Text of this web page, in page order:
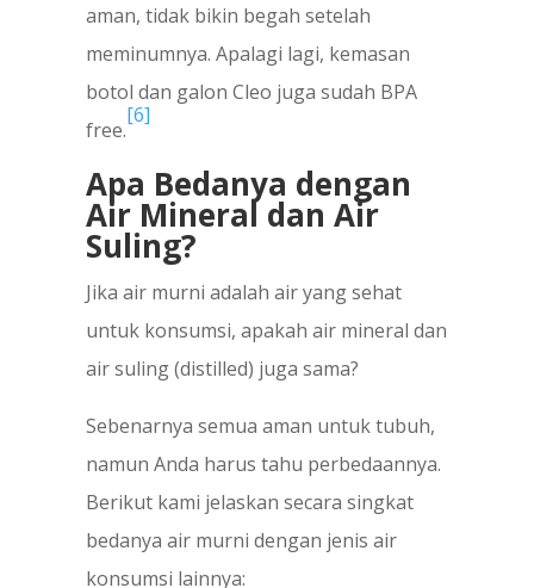
aman, tidak bikin begah setelah
meminumnya. Apalagi lagi, kemasan
botol dan galon Cleo juga sudah BPA
free.
[6]
Apa Bedanya dengan
Air Mineral dan Air
Suling?
Jika air murni adalah air yang sehat
untuk konsumsi, apakah air mineral dan
air suling (distilled) juga sama?
Sebenarnya semua aman untuk tubuh,
namun Anda harus tahu perbedaannya.
Berikut kami jelaskan secara singkat
bedanya air murni dengan jenis air
konsumsi lainnya: